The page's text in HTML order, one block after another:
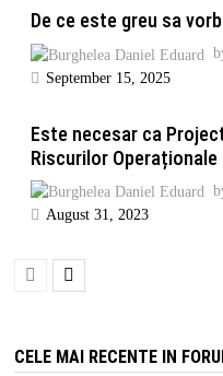
De ce este greu sa
September 15, 2025
Este necesar ca
Riscurilor Operaționale
August 31, 2023
CELE MAI RECENTE IN